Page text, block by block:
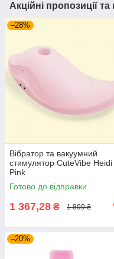
Акційні пропозиції
–28%
Вібратор та вакуумний
стимулятор CuteVibe Heidi
Pink
Готово до відправки
1 367,28 ₴ 1 899 ₴
–20%